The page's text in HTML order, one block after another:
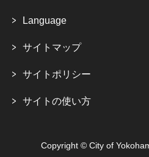
Language
サイトマップ
サイトポリシー
サイトの使い方
Copyright © City of